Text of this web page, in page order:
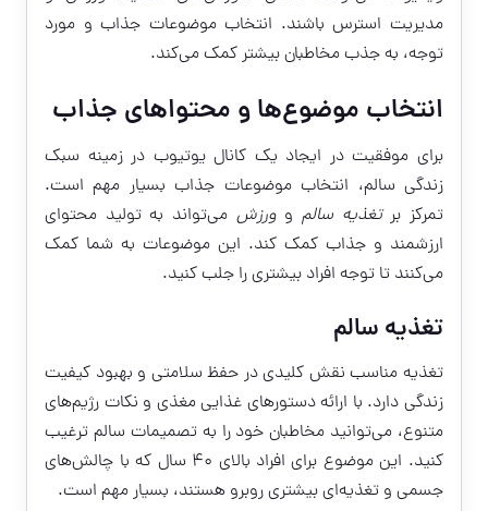
مدیریت استرس باشند. انتخاب موضوعات جذاب و مورد
توجه، به جذب مخاطبان بیشتر کمک می‌کند.
انتخاب موضوع‌ها و محتواهای جذاب
برای موفقیت در ایجاد یک کانال یوتیوب در زمینه سبک
زندگی سالم، انتخاب موضوعات جذاب بسیار مهم است.
تمرکز برتغذیه سالم وورزش می‌تواند به تولید محتوای
ارزشمند و جذاب کمک کند. این موضوعات به شما کمک
می‌کنند تا توجه افراد بیشتری را جلب کنید.
تغذیه سالم
تغذیه مناسب نقش کلیدی در حفظ سلامتی و بهبود کیفیت
زندگی دارد. با ارائه دستورهای غذایی مغذی و نکات رژیم‌های
متنوع، می‌توانید مخاطبان خود را به تصمیمات سالم ترغیب
کنید. این موضوع برای افراد بالای ۴۰ سال که با چالش‌های
جسمی و تغذیه‌ای بیشتری روبرو هستند، بسیار مهم است.